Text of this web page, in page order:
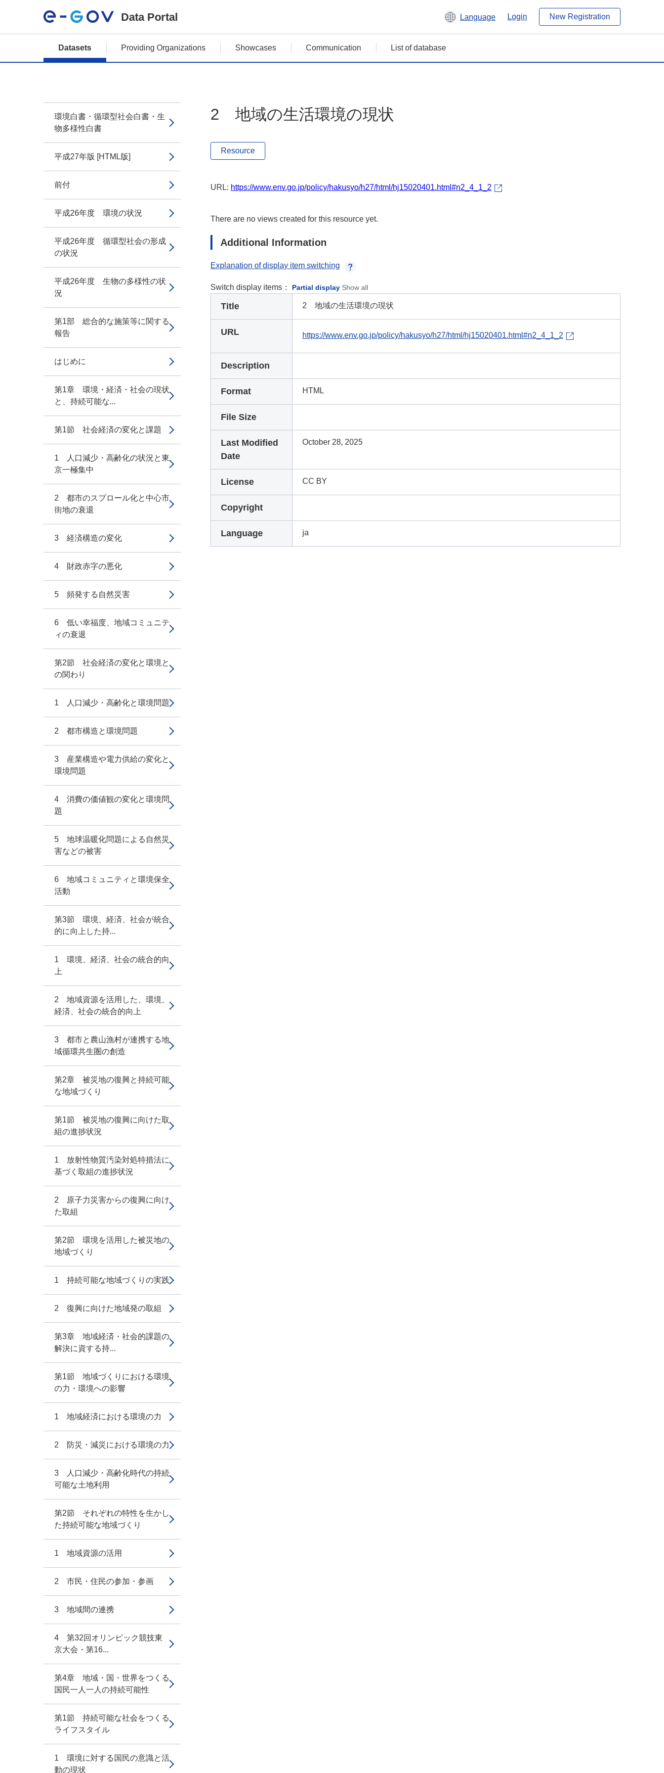
Data Portal Language Login New Registration
Datasets Providing Organizations Showcases Communication List of database
環境白書・循環型社会白書・生
物多様性白書
平成27年版 [HTML版]
前付
平成26年度 環境の状況
平成26年度 循環型社会の形成
の状況
平成26年度 生物の多様性の状
況
第1部 総合的な施策等に関する
報告
はじめに
第1章 環境・経済・社会の現状
と、持続可能な...
第1節 社会経済の変化と課題
1 人口減少・高齢化の状況と東
京一極集中
2 都市のスプロール化と中心市
街地の衰退
3 経済構造の変化
4 財政赤字の悪化
5 頻発する自然災害
6 低い幸福度、地域コミュニテ
ィの衰退
第2節 社会経済の変化と環境と
の関わり
1 人口減少・高齢化と環境問題
2 都市構造と環境問題
3 産業構造や電力供給の変化と
環境問題
4 消費の価値観の変化と環境問
題
5 地球温暖化問題による自然災
害などの被害
6 地域コミュニティと環境保全
活動
第3節 環境、経済、社会が統合
的に向上した持...
1 環境、経済、社会の統合的向
上
2 地域資源を活用した、環境、
経済、社会の統合的向上
3 都市と農山漁村が連携する地
域循環共生圏の創造
第2章 被災地の復興と持続可能
な地域づくり
第1節 被災地の復興に向けた取
組の進捗状況
1 放射性物質汚染対処特措法に
基づく取組の進捗状況
2 原子力災害からの復興に向け
た取組
第2節 環境を活用した被災地の
地域づくり
1 持続可能な地域づくりの実践
2 復興に向けた地域発の取組
第3章 地域経済・社会的課題の
解決に資する持...
第1節 地域づくりにおける環境
の力・環境への影響
1 地域経済における環境の力
2 防災・減災における環境の力
3 人口減少・高齢化時代の持続
可能な土地利用
第2節 それぞれの特性を生かし
た持続可能な地域づくり
1 地域資源の活用
2 市民・住民の参加・参画
3 地域間の連携
4 第32回オリンピック競技東
京大会・第16...
第4章 地域・国・世界をつくる
国民一人一人の持続可能性
第1節 持続可能な社会をつくる
ライフスタイル
1 環境に対する国民の意識と活
動の現状
2 地域の生活環境の現状
Resource
URL: https://www.env.go.jp/policy/hakusyo/h27/html/hj15020401.html#n2_4_1_2
There are no views created for this resource yet.
Additional Information
Explanation of display item switching
Switch display items： Partial display Show all
Title 2 地域の生活環境の現状
URL https://www.env.go.jp/policy/hakusyo/h27/html/hj15020401.html#n2_4_1_2
Description
Format HTML
File Size
Last Modified
Date
October 28, 2025
License CC BY
Copyright
Language ja